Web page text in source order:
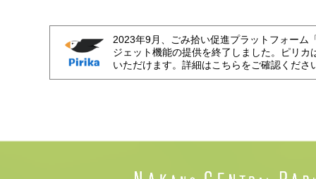
2023年9月、ごみ拾い促進プラットフォーム
ジェット機能の提供を終了しました。ピリカ
いただけます。詳細はこちらをご確認くださ